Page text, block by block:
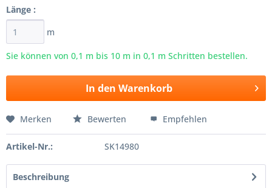
Länge :
m
Sie können von 0,1 m bis 10 m in 0,1 m Schritten bestellen.
In den Warenkorb
Merken Bewerten Empfehlen
Artikel-Nr.: SK14980
Beschreibung